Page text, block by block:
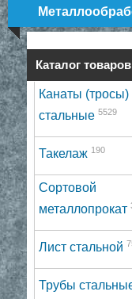
Каталог товаров
Канаты (тросы)
стальные 5529
Такелаж 190
Сортовой
металлопрокат
Лист стальной
Трубы